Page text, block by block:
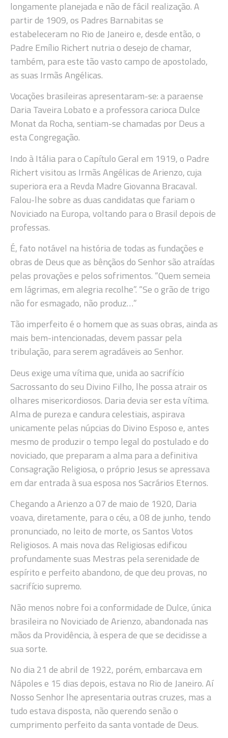
longamente planejada e não de fácil realização. A
partir de 1909, os Padres Barnabitas se
estabeleceram no Rio de Janeiro e, desde então, o
Padre Emílio Richert nutria o desejo de chamar,
também, para este tão vasto campo de apostolado,
as suas Irmãs Angélicas.
Vocações brasileiras apresentaram-se: a paraense
Daria Taveira Lobato e a professora carioca Dulce
Monat da Rocha, sentiam-se chamadas por Deus a
esta Congregação.
Indo à Itália para o Capítulo Geral em 1919, o Padre
Richert visitou as Irmãs Angélicas de Arienzo, cuja
superiora era a Revda Madre Giovanna Bracaval.
Falou-lhe sobre as duas candidatas que fariam o
Noviciado na Europa, voltando para o Brasil depois de
professas.
É, fato notável na história de todas as fundações e
obras de Deus que as bênçãos do Senhor são atraídas
pelas provações e pelos sofrimentos. “Quem semeia
em lágrimas, em alegria recolhe”. “Se o grão de trigo
não for esmagado, não produz…”
Tão imperfeito é o homem que as suas obras, ainda as
mais bem-intencionadas, devem passar pela
tribulação, para serem agradáveis ao Senhor.
Deus exige uma vítima que, unida ao sacrifício
Sacrossanto do seu Divino Filho, lhe possa atrair os
olhares misericordiosos. Daria devia ser esta vítima.
Alma de pureza e candura celestiais, aspirava
unicamente pelas núpcias do Divino Esposo e, antes
mesmo de produzir o tempo legal do postulado e do
noviciado, que preparam a alma para a definitiva
Consagração Religiosa, o próprio Jesus se apressava
em dar entrada à sua esposa nos Sacrários Eternos.
Chegando a Arienzo a 07 de maio de 1920, Daria
voava, diretamente, para o céu, a 08 de junho, tendo
pronunciado, no leito de morte, os Santos Votos
Religiosos. A mais nova das Religiosas edificou
profundamente suas Mestras pela serenidade de
espírito e perfeito abandono, de que deu provas, no
sacrifício supremo.
Não menos nobre foi a conformidade de Dulce, única
brasileira no Noviciado de Arienzo, abandonada nas
mãos da Providência, à espera de que se decidisse a
sua sorte.
No dia 21 de abril de 1922, porém, embarcava em
Nápoles e 15 dias depois, estava no Rio de Janeiro. Aí
Nosso Senhor lhe apresentaria outras cruzes, mas a
tudo estava disposta, não querendo senão o
cumprimento perfeito da santa vontade de Deus.